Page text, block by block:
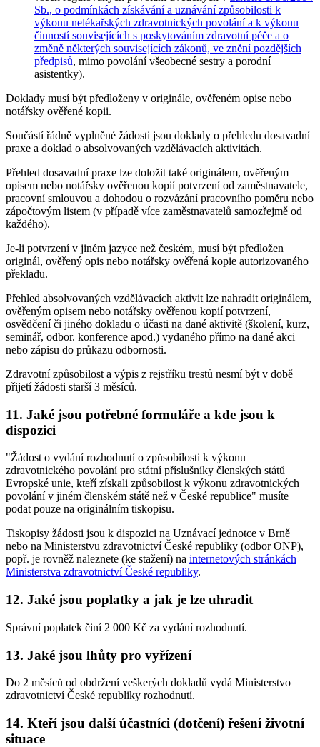
Sb., o podmínkách získávání a uznávání způsobilosti k
výkonu nelékařských zdravotnických povolání a k výkonu
činností souvisejících s poskytováním zdravotní péče a o
změně některých souvisejících zákonů, ve znění pozdějších
předpisů, mimo povolání všeobecné sestry a porodní
asistentky).
Doklady musí být předloženy v originále, ověřeném opise nebo
notářsky ověřené kopii.
Součástí řádně vyplněné žádosti jsou doklady o přehledu dosavadní
praxe a doklad o absolvovaných vzdělávacích aktivitách.
Přehled dosavadní praxe lze doložit také originálem, ověřeným
opisem nebo notářsky ověřenou kopií potvrzení od zaměstnavatele,
pracovní smlouvou a dohodou o rozvázání pracovního poměru nebo
zápočtovým listem (v případě více zaměstnavatelů samozřejmě od
každého).
Je-li potvrzení v jiném jazyce než českém, musí být předložen
originál, ověřený opis nebo notářsky ověřená kopie autorizovaného
překladu.
Přehled absolvovaných vzdělávacích aktivit lze nahradit originálem,
ověřeným opisem nebo notářsky ověřenou kopií potvrzení,
osvědčení či jiného dokladu o účasti na dané aktivitě (školení, kurz,
seminář, odbor. konference apod.) vydaného přímo na dané akci
nebo zápisu do průkazu odbornosti.
Zdravotní způsobilost a výpis z rejstříku trestů nesmí být v době
přijetí žádosti starší 3 měsíců.
11. Jaké jsou potřebné formuláře a kde jsou k
dispozici
"Žádost o vydání rozhodnutí o způsobilosti k výkonu
zdravotnického povolání pro státní příslušníky členských států
Evropské unie, kteří získali způsobilost k výkonu zdravotnických
povolání v jiném členském státě než v České republice" musíte
podat pouze na originálním tiskopisu.
Tiskopisy žádosti jsou k dispozici na Uznávací jednotce v Brně
nebo na Ministerstvu zdravotnictví České republiky (odbor ONP),
popř. je rovněž naleznete (ke stažení) na internetových stránkách
Ministerstva zdravotnictví České republiky.
12. Jaké jsou poplatky a jak je lze uhradit
Správní poplatek činí 2 000 Kč za vydání rozhodnutí.
13. Jaké jsou lhůty pro vyřízení
Do 2 měsíců od obdržení veškerých dokladů vydá Ministerstvo
zdravotnictví České republiky rozhodnutí.
14. Kteří jsou další účastníci (dotčení) řešení životní
situace